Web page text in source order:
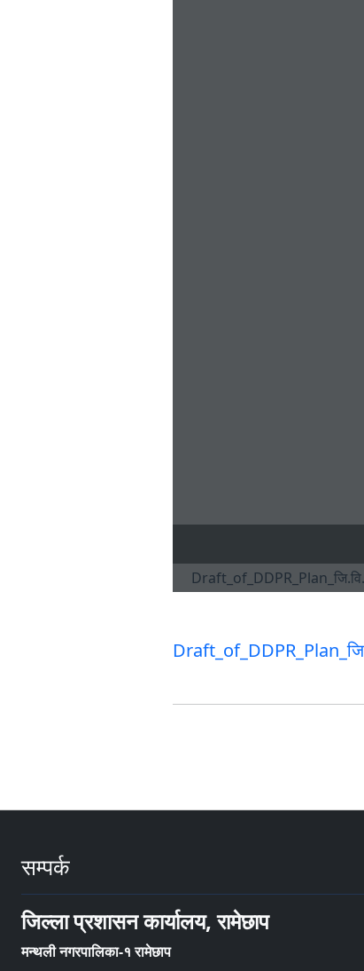
सम्पर्क
जिल्ला प्रशासन कार्यालय, रामेछाप
मन्थली नगरपालिका-१ रामेछाप